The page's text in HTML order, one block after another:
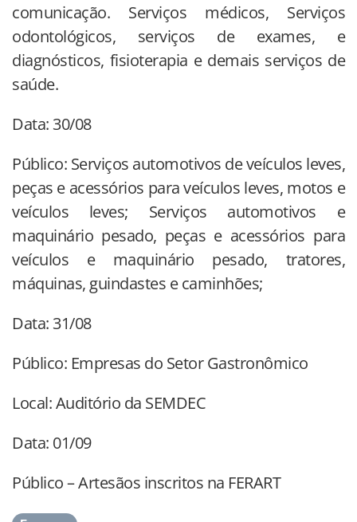
comunicação. Serviços médicos, Serviços
odontológicos, serviços de exames, e
diagnósticos, fisioterapia e demais serviços de
saúde.
Data: 30/08
Público: Serviços automotivos de veículos leves,
peças e acessórios para veículos leves, motos e
veículos leves; Serviços automotivos e
maquinário pesado, peças e acessórios para
veículos e maquinário pesado, tratores,
máquinas, guindastes e caminhões;
Data: 31/08
Público: Empresas do Setor Gastronômico
Local: Auditório da SEMDEC
Data: 01/09
Público – Artesãos inscritos na FERART